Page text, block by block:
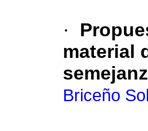
·
material
Briceño